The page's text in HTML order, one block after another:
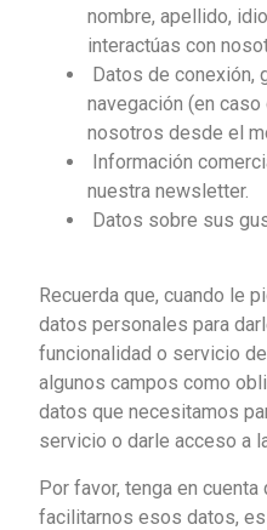
nombre, apellido,
interactúas con
Datos de conexión,
navegación (en
nosotros desde el
Información
nuestra newsletter.
Datos sobre sus
Recuerda que, cuando le
datos personales para
funcionalidad o servicio
algunos campos como
datos que necesitamos
servicio o darle acceso a
Por favor, tenga en
facilitarnos esos datos,